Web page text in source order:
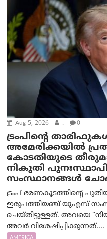
Aug 5, 2026 . 0
ട്രംപിന്റെ
അമേരിക്കയില്‍
കോടതിയുടെ
നികുതി
സംസ്ഥാനങ്ങൾ
ട്രംപ് ഭരണകൂടത്തിന്റെ
ഇരുപത്തിയഞ്ച് യുഎസ്
ചെയ്തിട്ടുള്ളത്. അവയെ
അവര്‍ വിശേഷിപ്പിക്കുന്നത്....